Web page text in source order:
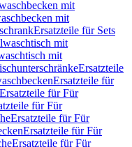
mit
mit
Ersatzteile für Sets
mit
mit
Ersatzteile
Ersatzteile für
Ersatzteile für Für
für Für
Ersatzteile für Für
Ersatzteile für Für
Ersatzteile für Für